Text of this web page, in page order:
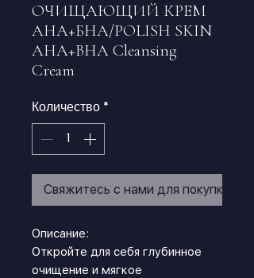
ОЧИЩАЮЩИЙ КРЕМ
АНА+БНА/POLISH SKIN
AHA+BHA Cleansing
Cream
Количество *
Свяжитесь с нами для покупки
Описание:
Откройте для себя глубинное
очищение и мягкое